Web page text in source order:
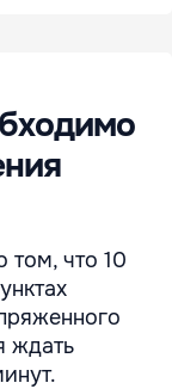
что 10
ждать